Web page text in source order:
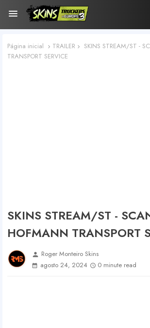
Página inicial TRAILER
SKINS STREAM/ST -
TRANSPORT SERVICE
SKINS STREAM/ST -
HOFMANN TRANSPORT
person Roger Monteiro Skins
agosto 24, 2024
0 minute read